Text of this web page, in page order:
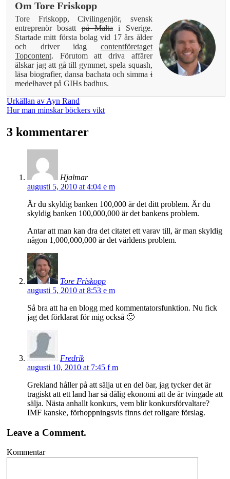
Om Tore Friskopp
Tore Friskopp, Civilingenjör, svensk
entreprenör bosattpå Maltai Sverige.
Startade mitt första bolag vid 17 års ålder
och driver idag contentföretaget
Topcontent. Förutom att driva affärer
älskar jag att gå till gymmet, spela squash,
läsa biografier, dansa bachata och simmai
medelhavet på GIHs badhus.
Urkällan av Ayn Rand
Hur man minskar böckers vikt
3 kommentarer
Hjalmar
augusti 5, 2010 at 4:04 e m
Är du skyldig banken 100,000 är det ditt problem. Är du
skyldig banken 100,000,000 är det bankens problem.
Antar att man kan dra det citatet ett varav till, är man skyldig
någon 1,000,000,000 är det världens problem.
Tore Friskopp
augusti 5, 2010 at 8:53 e m
Så bra att ha en blogg med kommentatorsfunktion. Nu fick
jag det förklarat för mig också 🙂
Fredrik
augusti 10, 2010 at 7:45 f m
Grekland håller på att sälja ut en del öar, jag tycker det är
tragiskt att ett land har så dålig ekonomi att de är tvingade att
sälja. Nästa anhallt konkurs, vem blir konkursförvaltare?
IMF kanske, förhoppningsvis finns det roligare förslag.
Leave a Comment.
Kommentar